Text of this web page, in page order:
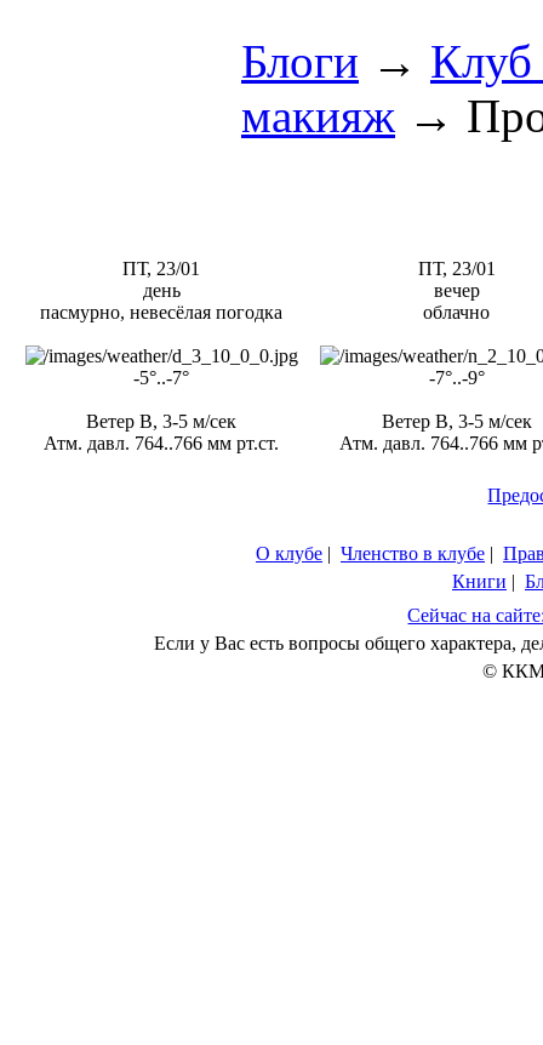
Блоги →
макияж →
ПТ, 23/01
день
пасмурно, невесёлая погодка
-5°..-7°
Ветер В, 3-5 м/сек
Атм. давл. 764..766 мм рт.ст.
ПТ, 23/01
вечер
облачно
-7°..-9°
Ветер В, 3-5 м/сек
Атм. давл. 764..766 мм
О клубе | Членство в клубе |
Книги |
Сейчас на
Если у Вас есть вопросы общего характера,
© ККМ